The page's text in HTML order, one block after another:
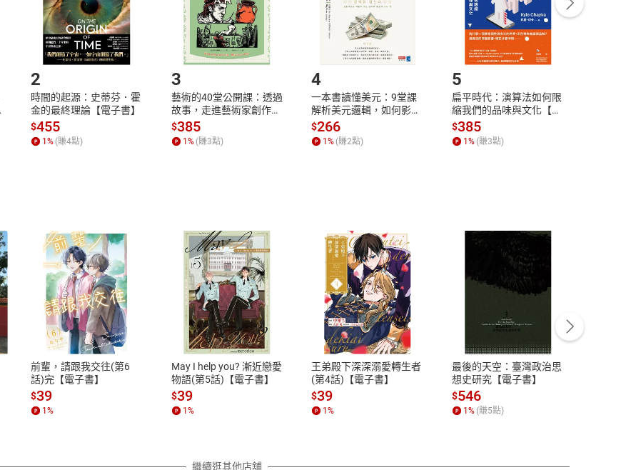
始使用？
讀載具 Step2.登入帳號，下載書籍後看書
LINE PAY、AFTEE
退換貨規範
本店是否提供消費者保護法七日猶豫期
之權利，遽消費者保護法及通訊交易解
除權合理例外情事適用準則，依商品性
質各有不同規定。詳細退換貨說明請參
照各商品說明。
客服資訊
服務時間：週一到週五 10:00-12:00、
13:00-17:00 (國定假日及例假日休息)
客服電話：0080-1857077
2
時間的起源：史蒂芬．霍
金的最終理論【電子書】
$455
1 % (賺4點)
3
藝術的40堂公開課：透過
故事，走進藝術家創作現
場，看藝術如何誕生、如
何形塑人類生活【電子
書】
$385
1 % (賺3點)
4
一本書讀懂美元：9堂課
解析美元邏輯，如何影響
全球經濟和每個人的投資
【電子書】
$266
1% (賺2點)
5
扁平時代：演算法如何限
縮我們的品味與文化【電
子書】
$385
1% (賺3點)
前輩，請跟我交往(第6
話)完【電子書】
$39
1 %
May I help you? 漸近戀愛
物語(第5話)【電子書】
$39
1 %
王弟殿下深深溺愛轉生者
(第4話)【電子書】
$39
1%
最後的天空：臺灣政治思
想史研究【電子書】
$546
1% (賺5點)
繼續逛其他店舖